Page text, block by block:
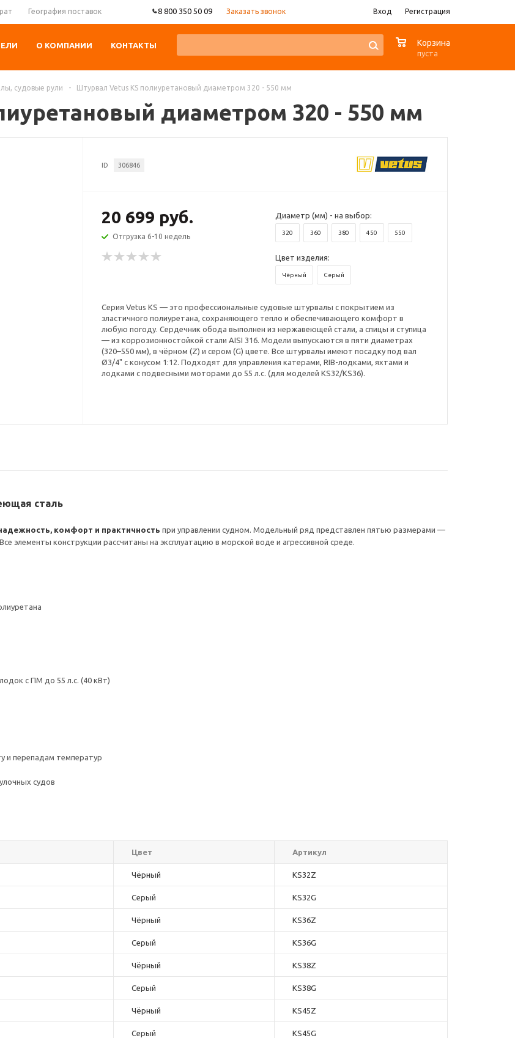
География поставок 8 800 350 50 09 Заказать звонок Вход Регистрация
О КОМПАНИИ КОНТАКТЫ Корзина
пуста
судовые рули - Штурвал Vetus KS полиуретановый диаметром 320 - 550 мм
диаметром 320 - 550 мм
ID 306846
20 699 руб.
Отгрузка 6-10 недель
Диаметр (мм) - на выбор:
320 360 380 450 550
Цвет изделия:
Чёрный Серый
Серия Vetus KS — это профессиональные судовые штурвалы с покрытием из
эластичного полиуретана, сохраняющего тепло и обеспечивающего комфорт в
любую погоду. Сердечник обода выполнен из нержавеющей стали, а спицы и ступица
— из коррозионностойкой стали AISI 316. Модели выпускаются в пяти диаметрах
(320–550 мм), в чёрном (Z) и сером (G) цвете. Все штурвалы имеют посадку под вал
Ø3/4" с конусом 1:12. Подходят для управления катерами, RIB-лодками, яхтами и
лодками с подвесными моторами до 55 л.с. (для моделей KS32/KS36).
сталь
комфорт и практичность при управлении судном. Модельный ряд представлен пятью размерами —
элементы конструкции рассчитаны на эксплуатацию в морской воде и агрессивной среде.
с ПМ до 55 л.с. (40 кВт)
и перепадам температур
судов
Цвет Артикул
Чёрный KS32Z
Серый KS32G
Чёрный KS36Z
Серый KS36G
Чёрный KS38Z
Серый KS38G
Чёрный KS45Z
Серый KS45G